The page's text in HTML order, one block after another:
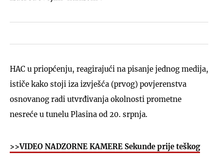
HAC u priopćenju, reagirajući na pisanje jednog medija,
ističe kako stoji iza izvješća (prvog) povjerenstva
osnovanog radi utvrđivanja okolnosti prometne
nesreće u tunelu Plasina od 20. srpnja.
>>VIDEO NADZORNE KAMERE Sekunde prije teškog